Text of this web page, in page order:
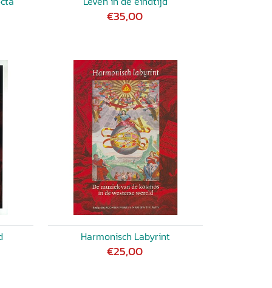
€35,00
Harmonisch Labyrint
€25,00